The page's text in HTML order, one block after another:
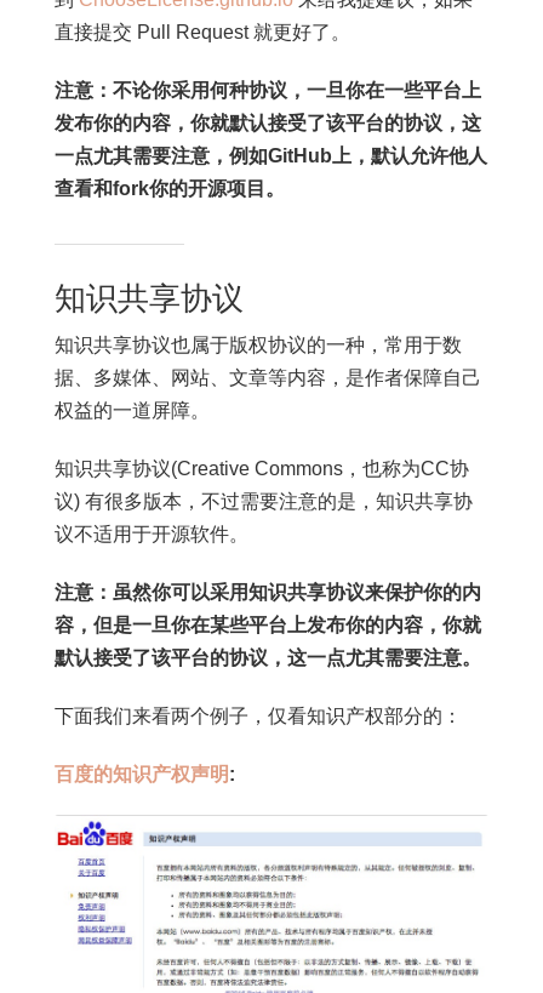
直接提交 Pull Request 就更好了。
注意：不论你采用何种协议，一旦你在一些平台上
发布你的内容，你就默认接受了该平台的协议，这
一点尤其需要注意，例如GitHub上，默认允许他人
查看和fork你的开源项目。
知识共享协议
知识共享协议也属于版权协议的一种，常用于数
据、多媒体、网站、文章等内容，是作者保障自己
权益的一道屏障。
知识共享协议(Creative Commons，也称为CC协
议) 有很多版本，不过需要注意的是，知识共享协
议不适用于开源软件。
注意：虽然你可以采用知识共享协议来保护你的内
容，但是一旦你在某些平台上发布你的内容，你就
默认接受了该平台的协议，这一点尤其需要注意。
下面我们来看两个例子，仅看知识产权部分的：
百度的知识产权声明: